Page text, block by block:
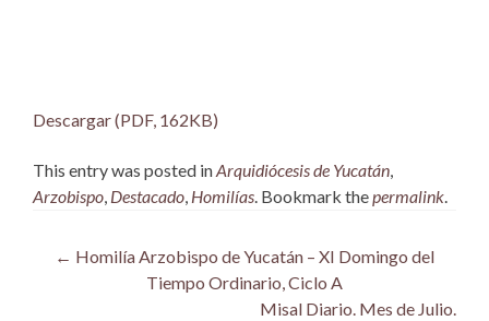
Descargar (PDF, 162KB)
This entry was posted inArquidiócesis de Yucatán
Arzobispo Destacado Homilías . Bookmark the permalink
Post
navigation
← Homilía Arzobispo de Yucatán – XI Domingo del
Tiempo Ordinario, Ciclo A
Misal Diario. Mes de Julio.